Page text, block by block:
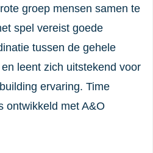
groep mensen samen te
spel vereist goede
tussen de gehele
leent zich uitstekend voor
ervaring. Time
ontwikkeld met A&O